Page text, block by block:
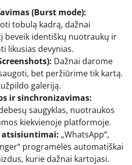
(Burst mode):
tobulą kadrą, dažnai
beveik identiškų nuotraukų ir
likusias devynias.
Dažnai darome
bet peržiūrime tik kartą.
galeriją.
ir sinchronizavimas:
saugyklas, nuotraukos
kiekvienoje platformoje.
„WhatsApp“,
programėlės automatiškai
kurie dažnai kartojasi.